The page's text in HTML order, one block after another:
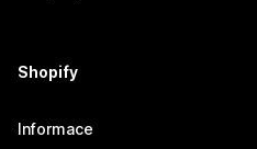
Shopify
Informace